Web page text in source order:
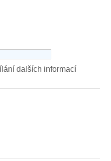
dalších informací